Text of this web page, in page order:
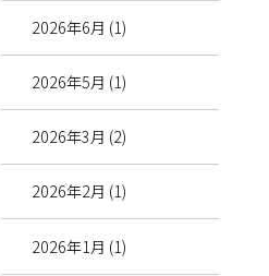
2026年6月 (1)
2026年5月 (1)
2026年3月 (2)
2026年2月 (1)
2026年1月 (1)